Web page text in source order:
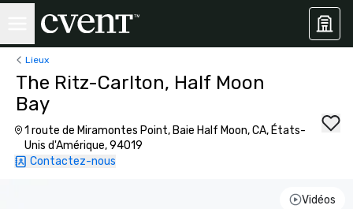
Lieux
The Ritz-Carlton, Half Moon
Bay
1 route de Miramontes Point, Baie Half Moon, CA, États-
Unis d'Amérique, 94019
Contactez-nous
Vidéos